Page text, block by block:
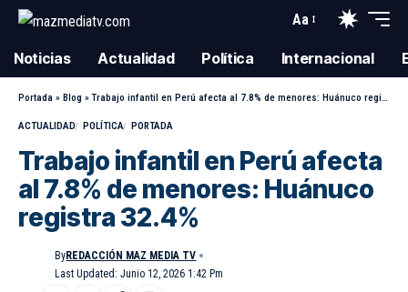
Aa
Noticias Actualidad Política Internacional
Portada » Blog »Trabajo infantil en Perú afecta al 7.8% de menores: Huánuco registra 32.4%
ACTUALIDAD POLÍTICA PORTADA
Trabajo infantil en Perú afecta
al 7.8% de menores: Huánuco
registra 32.4%
Last Updated: Junio 12, 2026 1:42 Pm
ByREDACCIÓN MAZ MEDIA TV